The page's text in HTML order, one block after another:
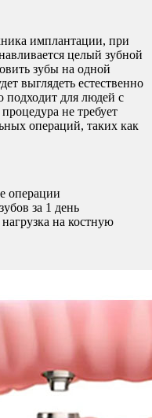
имплантации, при
целый зубной
зубы на одной
выглядеть естественно
для людей с
не требует
операций, таких как
операции
за 1 день
на костную